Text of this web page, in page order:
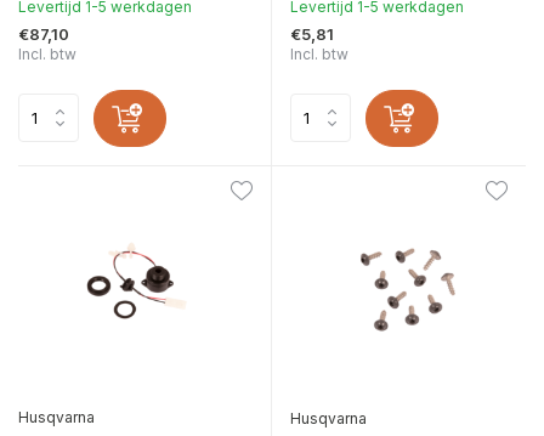
Levertijd 1-5 werkdagen
€87,10
Incl. btw
Levertijd 1-5 werkdagen
€5,81
Incl. btw
Husqvarna Husqvarna